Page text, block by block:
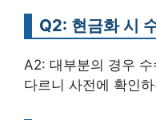
Q2: 현금화 시
A2: 대부분의 경우
다르니 사전에 확인